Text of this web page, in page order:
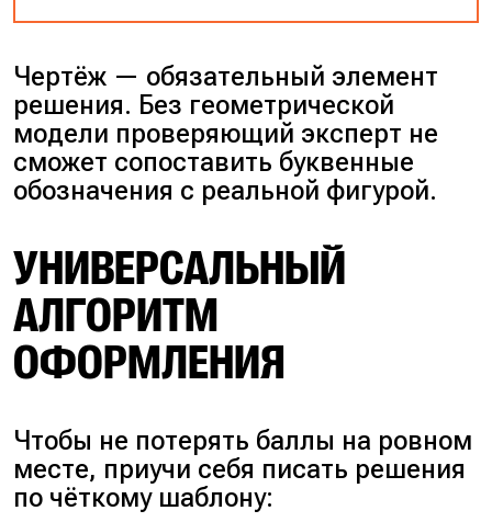
Чертёж — обязательный элемент
решения. Без геометрической
модели проверяющий эксперт не
сможет сопоставить буквенные
обозначения с реальной фигурой.
УНИВЕРСАЛЬНЫЙ
АЛГОРИТМ
ОФОРМЛЕНИЯ
Чтобы не потерять баллы на ровном
месте, приучи себя писать решения
по чёткому шаблону: